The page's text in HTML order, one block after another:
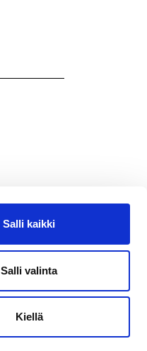
Salli kaikki
Salli valinta
Kiellä